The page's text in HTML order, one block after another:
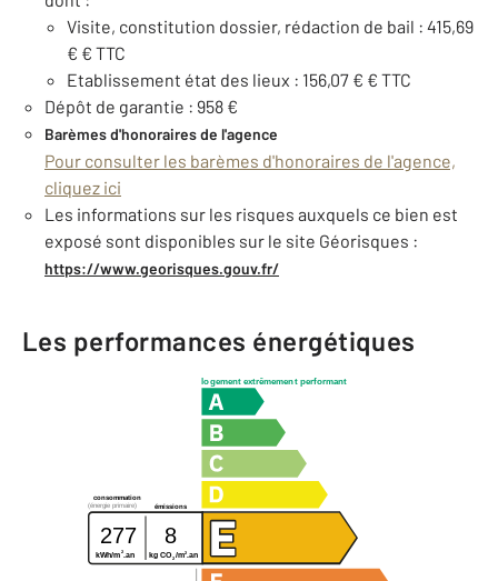
Visite, constitution dossier, rédaction de bail : 415,69
€ € TTC
Etablissement état des lieux : 156,07 € € TTC
Dépôt de garantie : 958 €
Barèmes d'honoraires de l'agence
Pour consulter les barèmes d'honoraires de l'agence,
cliquez ici
Les informations sur les risques auxquels ce bien est
exposé sont disponibles sur le site Géorisques :
https://www.georisques.gouv.fr/
Les performances énergétiques
logement extrêmement performant
consommation
émissions
(énergie primaire)
277 8
kWh/m2.an kg CO2/m2 .an